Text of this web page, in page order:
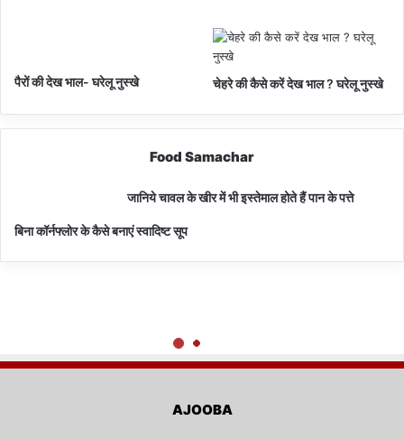
पैरों की देख भाल- घरेलू नुस्खे चेहरे की कैसे करें देख भाल ? घरेलू नुस्खे
Food Samachar
जानिये चावल के खीर में भी इस्तेमाल होते हैं पान के पत्ते
बिना कॉर्नफ्लोर के कैसे बनाएं स्वादिष्ट सूप
AJOOBA